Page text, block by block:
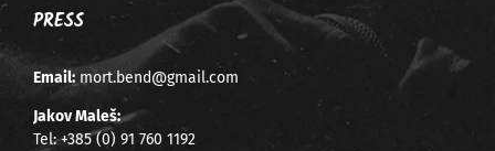
PRESS
Email: mort.bend@gmail.com
Jakov Maleš:
Tel:+385 (0) 91 760 1192